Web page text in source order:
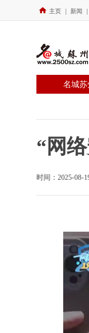
主页 新闻
名城苏
“网
时间：2025-08-